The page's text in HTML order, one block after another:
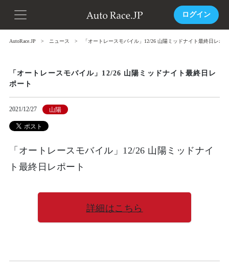
ログイン
AutoRace.JP ニュース 「オートレースモバイル」12/26 山陽ミッドナイト最終日レポ
「オートレースモバイル」12/26 山陽ミッドナイト最終日レ
ポート
2021/12/27 山陽
「オートレースモバイル」12/26 山陽ミッドナイ
ト最終日レポート
詳細はこちら